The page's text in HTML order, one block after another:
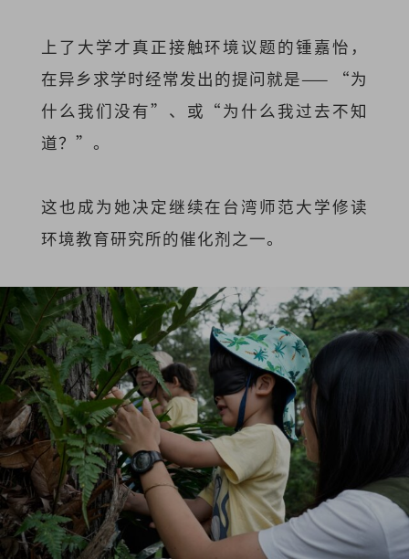
上了大学才真正接触环境议题的锺嘉怡，
在异乡求学时经常发出的提问就是—— “为
什么我们没有”、或“为什么我过去不知
道？”。
这也成为她决定继续在台湾师范大学修读
环境教育研究所的催化剂之一。